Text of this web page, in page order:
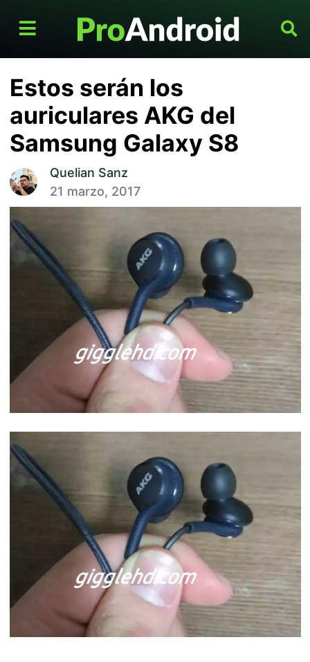
Estos serán los
auriculares AKG del
Samsung Galaxy S8
Quelian Sanz
21 marzo, 2017